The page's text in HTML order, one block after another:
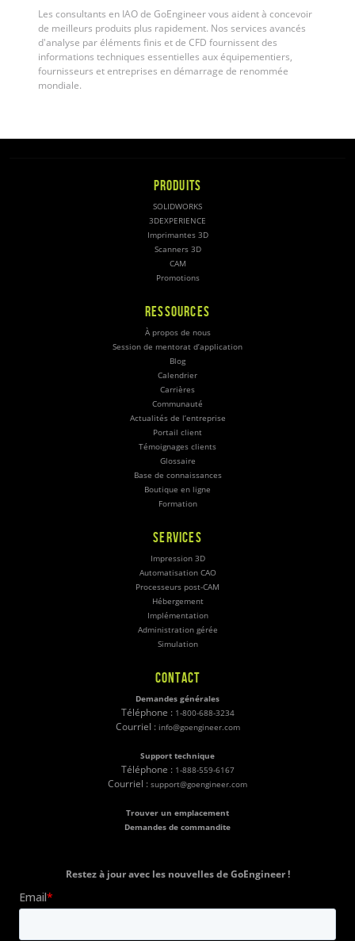
Les consultants en IAO de GoEngineer vous aident à concevoir
de meilleurs produits plus rapidement. Nos services avancés
d'analyse par éléments finis et de CFD fournissent des
informations techniques essentielles aux équipementiers,
fournisseurs et entreprises en démarrage de renommée
mondiale.
PRODUITS
SOLIDWORKS
3DEXPERIENCE
Imprimantes 3D
Scanners 3D
CAM
Promotions
RESSOURCES
À propos de nous
Session de mentorat d’application
Blog
Calendrier
Carrières
Communauté
Actualités de l’entreprise
Portail client
Témoignages clients
Glossaire
Base de connaissances
Boutique en ligne
Formation
SERVICES
Impression 3D
Automatisation CAO
Processeurs post-CAM
Hébergement
Implémentation
Administration gérée
Simulation
CONTACT
Demandes générales
Téléphone : 1-800-688-3234
Courriel : info@goengineer.com
Support technique
Téléphone : 1-888-559-6167
Courriel : support@goengineer.com
Trouver un emplacement
Demandes de commandite
Restez à jour avec les nouvelles de GoEngineer !